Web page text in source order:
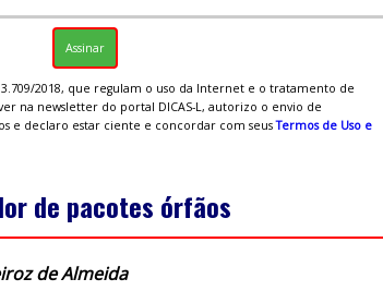
2018, que regulam o uso da Internet e o tratamento de
na newsletter do portal DICAS-L, autorizo o envio de
e declaro estar ciente e concordar com seusTermos de Uso e
de pacotes órfãos
de Almeida